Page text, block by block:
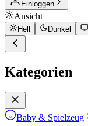
Einloggen
Ansicht
Hell Dunkel
Kategorien
Baby & Spielzeug